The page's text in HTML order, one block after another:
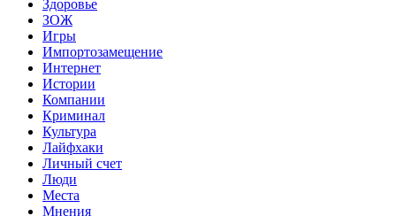
Здоровье
ЗОЖ
Игры
Импортозамещение
Интернет
Истории
Компании
Криминал
Культура
Лайфхаки
Личный счет
Люди
Места
Мнения